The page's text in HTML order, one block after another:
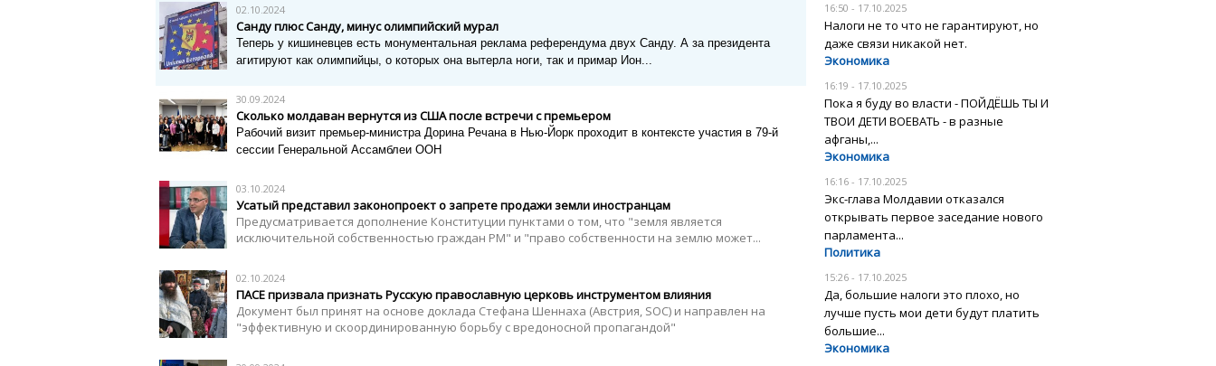
02.10.2024
Санду плюс Санду, минус олимпийский мурал
Теперь у кишиневцев есть монументальная реклама референдума двух Санду. А за президента
агитируют как олимпийцы, о которых она вытерла ноги, так и примар Ион...
30.09.2024
Сколько молдаван вернутся из США после встречи с премьером
Рабочий визит премьер-министра Дорина Речана в Нью-Йорк проходит в контексте участия в 79-й
сессии Генеральной Ассамблеи ООН
03.10.2024
Усатый представил законопроект о запрете продажи земли иностранцам
Предусматривается дополнение Конституции пунктами о том, что "земля является
исключительной собственностью граждан РМ" и "право собственности на землю может...
02.10.2024
ПАСЕ призвала признать Русскую православную церковь инструментом влияния
Документ был принят на основе доклада Стефана Шеннаха (Австрия, SOC) и направлен на
"эффективную и скоординированную борьбу с вредоносной пропагандой"
16:50 - 17.10.2025
Налоги не то что не гарантируют, но
даже связи никакой нет.
Экономика
16:19 - 17.10.2025
Пока я буду во власти - ПОЙДЁШЬ ТЫ И
ТВОИ ДЕТИ ВОЕВАТЬ - в разные
афганы,...
Экономика
16:16 - 17.10.2025
Экс-глава Молдавии отказался
открывать первое заседание нового
парламента...
Политика
15:26 - 17.10.2025
Да, большие налоги это плохо, но
лучше пусть мои дети будут платить
большие...
Экономика